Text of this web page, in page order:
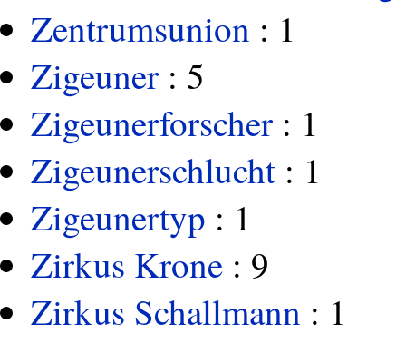
Zentrumsunion : 1
Zigeuner : 5
Zigeunerforscher : 1
Zigeunerschlucht : 1
Zigeunertyp : 1
Zirkus Krone : 9
Zirkus Schallmann : 1